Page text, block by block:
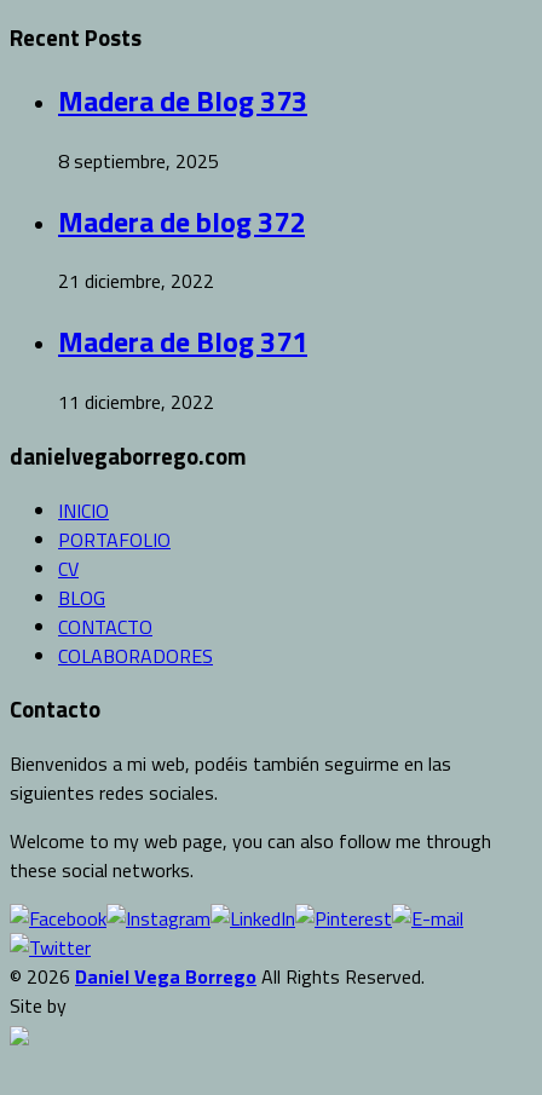
Recent Posts
Madera de Blog 373
8 septiembre, 2025
Madera de blog 372
21 diciembre, 2022
Madera de Blog 371
11 diciembre, 2022
danielvegaborrego.com
INICIO
PORTAFOLIO
CV
BLOG
CONTACTO
COLABORADORES
Contacto
Bienvenidos a mi web, podéis también seguirme en las
siguientes redes sociales.
Welcome to my web page, you can also follow me through
these social networks.
© 2026 Daniel Vega Borrego All Rights Reserved.
Site by